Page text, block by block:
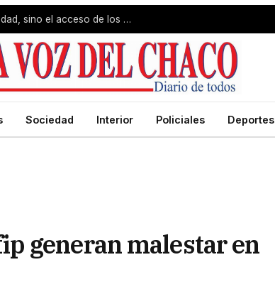
Jorge Capitanich: «El problema no es la propiedad, sino el acceso de los pobres»
Sociedad Interior Policiales Deportes
generan malestar en